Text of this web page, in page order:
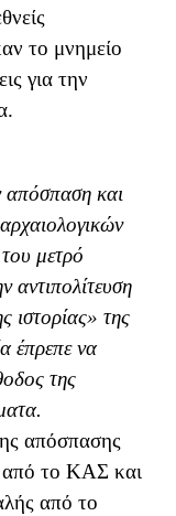
το μνημείο
για την
απόσπαση και
μετρό
αντιπολίτευση
ιστορίας» της
έπρεπε να
της
απόσπασης
από το ΚΑΣ και
από το